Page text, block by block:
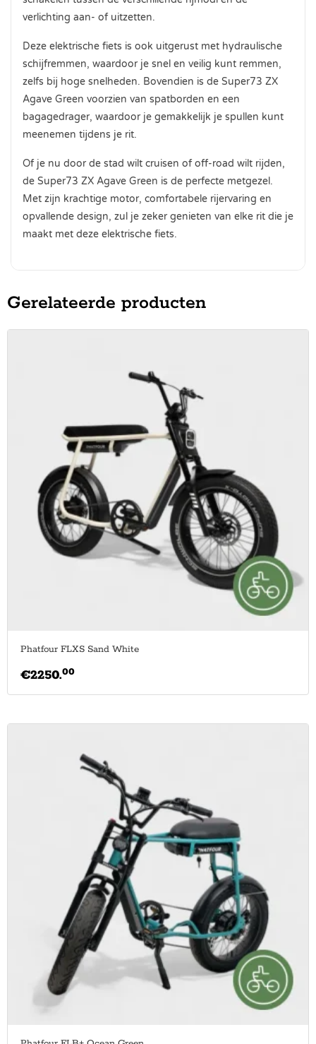
verlichting aan- of uitzetten.
Deze elektrische fiets is ook uitgerust met hydraulische
schijfremmen, waardoor je snel en veilig kunt remmen,
zelfs bij hoge snelheden. Bovendien is de Super73 ZX
Agave Green voorzien van spatborden en een
bagagedrager, waardoor je gemakkelijk je spullen kunt
meenemen tijdens je rit.
Of je nu door de stad wilt cruisen of off-road wilt rijden,
de Super73 ZX Agave Green is de perfecte metgezel.
Met zijn krachtige motor, comfortabele rijervaring en
opvallende design, zul je zeker genieten van elke rit die je
maakt met deze elektrische fiets.
Gerelateerde producten
Phatfour FLXS Sand White
€2250.00